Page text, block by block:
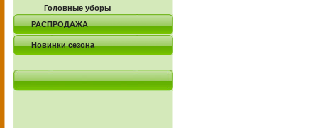
Головные уборы
РАСПРОДАЖА
Новинки сезона